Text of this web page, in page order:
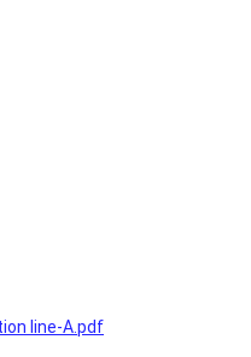
line-A.pdf